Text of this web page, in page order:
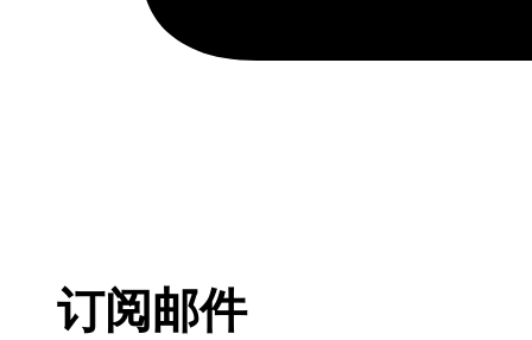
订阅邮件